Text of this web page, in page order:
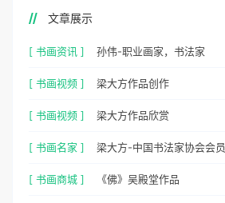
文章展示
[ 书画资讯 ] 孙伟-职业画家，书法家
[ 书画视频 ] 梁大方作品创作
[ 书画视频 ] 梁大方作品欣赏
[ 书画名家 ] 梁大方-中国书法家协会会员
[ 书画商城 ] 《佛》吴殿堂作品